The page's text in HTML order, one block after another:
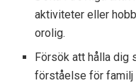
aktiviteter eller
orolig.
Försök att hålla dig
förståelse för familj